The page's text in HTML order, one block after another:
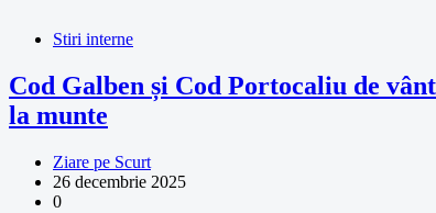
Stiri interne
Cod Galben și Cod Portocaliu de
la munte
Ziare pe Scurt
26 decembrie 2025
0